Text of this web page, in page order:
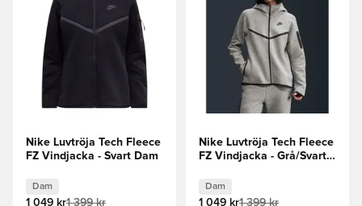
Nike Luvtröja Tech Fleece
FZ Vindjacka - Svart Dam
Dam
1 049 kr1 399 kr
Nike Luvtröja Tech Fleece
FZ Vindjacka - Grå/Svart
Dam
1 049 kr1 399 kr